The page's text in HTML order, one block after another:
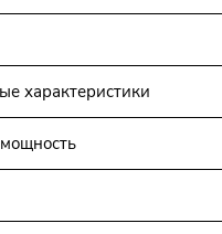
характеристики